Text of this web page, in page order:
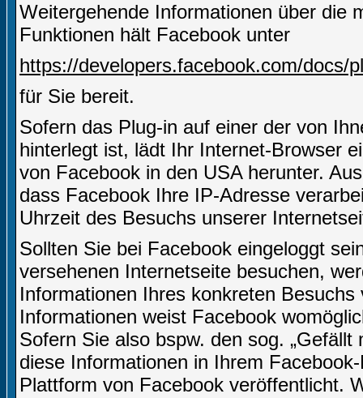
Weitergehende Informationen über die
Funktionen hält Facebook unter
https://developers.facebook.com/docs/
für Sie bereit.
Sofern das Plug-in auf einer der von
hinterlegt ist, lädt Ihr Internet-Browser
von Facebook in den USA herunter.
dass Facebook Ihre IP-Adresse
Uhrzeit des Besuchs unserer
Sollten Sie bei Facebook eingeloggt
versehenen Internetseite besuchen,
Informationen Ihres konkreten
Informationen weist Facebook
Sofern Sie also bspw. den sog.
diese Informationen in Ihrem
Plattform von Facebook veröffentlicht.